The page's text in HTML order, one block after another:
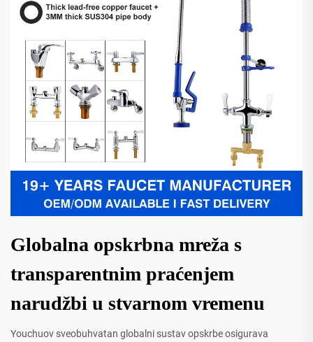
Globalna opskrbna mreža s
transparentnim praćenjem
narudžbi u stvarnom vremenu
Youchuov sveobuhvatan globalni sustav opskrbe osigurava